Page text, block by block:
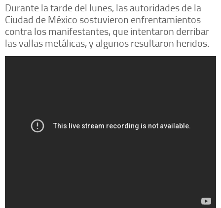
Durante la tarde del lunes, las autoridades de la
Ciudad de México sostuvieron enfrentamientos
contra los manifestantes, que intentaron derribar
las vallas metálicas, y algunos resultaron heridos.